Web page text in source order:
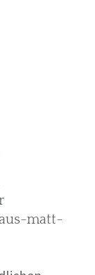
matt-